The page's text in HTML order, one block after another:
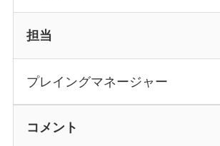
担当
プレイングマネージャー
コメント